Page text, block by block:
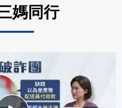
媽同行